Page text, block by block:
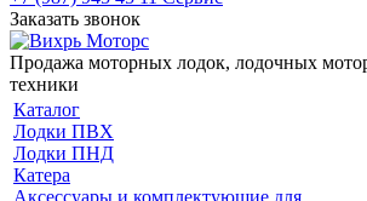
Заказать звонок
Продажа моторных лодок, лодочных
техники
Каталог
Лодки ПВХ
Лодки ПНД
Катера
Аксессуары и комплектующие для